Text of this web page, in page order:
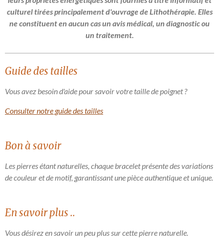
culturel tirées principalement d'ouvrage de Lithothérapie. Elles
ne constituent en aucun cas un avis médical, un diagnostic ou
un traitement.
Guide des tailles
Vous avez besoin d'aide pour savoir votre taille de poignet ?
Consulter notre guide des tailles
Bon à savoir
Les pierres étant naturelles, chaque bracelet présente des variations
de couleur et de motif, garantissant une pièce authentique et unique.
En savoir plus ..
Vous désirez en savoir un peu plus sur cette pierre naturelle.